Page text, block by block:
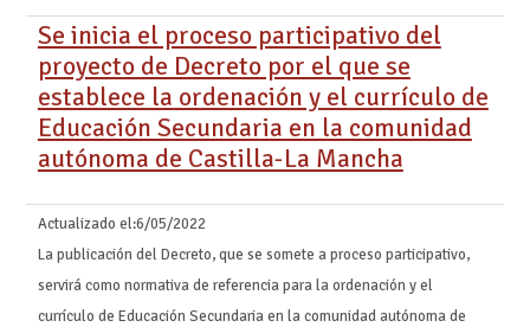
Se inicia el proceso participativo del
proyecto de Decreto por el que se
establece la ordenación y el currículo de
Educación Secundaria en la comunidad
autónoma de Castilla-La Mancha
Actualizado el:6/05/2022
La publicación del Decreto, que se somete a proceso participativo,
servirá como normativa de referencia para la ordenación y el
currículo de Educación Secundaria en la comunidad autónoma de